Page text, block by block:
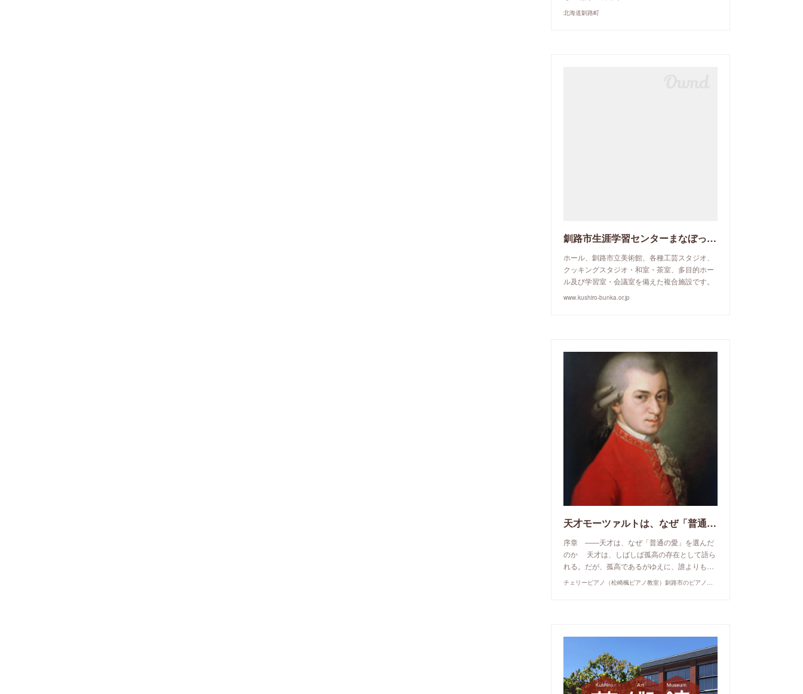
北海道釧路町
釧路市生涯学習センターまなぼっと幣舞
ホール、釧路市立美術館、各種工芸スタジオ、
クッキングスタジオ・和室・茶室、多目的ホー
ル及び学習室・会議室を備えた複合施設です。
www.kushiro-bunka.or.jp
天才モーツァルトは、なぜ「普通の愛」を選んだのか
序章 ——天才は、なぜ「普通の愛」を選んだ
のか 天才は、しばしば孤高の存在として語ら
れる。だが、孤高であるがゆえに、誰よりも…
チェリーピアノ（松崎楓ピアノ教室）釧路市のピアノ教室